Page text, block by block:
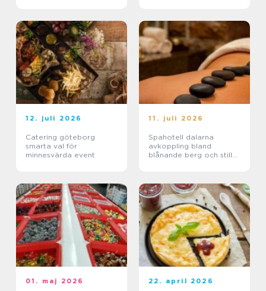
12. juli 2026
Catering göteborg
smarta val för
minnesvärda event
11. juli 2026
Spahotell dalarna
avkoppling bland
blånande berg och stilla
01. maj 2026 22. april 2026